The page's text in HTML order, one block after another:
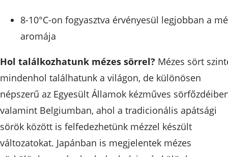
8-10°C-on fogyasztva érvényesül legjobban a
aromája
Hol találkozhatunk mézes sörrel? Mézes sört
mindenhol találhatunk a világon, de különösen
népszerű az Egyesült Államok kézműves
valamint Belgiumban, ahol a tradicionális apátsági
sörök között is felfedezhetünk mézzel készült
változatokat. Japánban is megjelentek mézes